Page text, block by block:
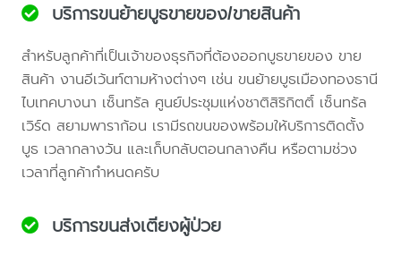
บริการขนย้ายบูธขายของ/ขายสินค้า
สำหรับลูกค้าที่เป็นเจ้าของธุรกิจที่ต้องออกบูธขายของ ขาย
สินค้า งานอีเว้นท์ตามห้างต่างๆ เช่น ขนย้ายบูธเมืองทองธานี
ไบเทคบางนา เซ็นทรัล ศูนย์ประชุมแห่งชาติสิริกิตติ์ เซ็นทรัล
เวิร์ด สยามพาราก้อน เรามีรถขนของพร้อมให้บริการติดตั้ง
บูธ เวลากลางวัน และเก็บกลับตอนกลางคืน หรือตามช่วง
เวลาที่ลูกค้ากำหนดครับ
บริการขนส่งเตียงผู้ป่วย